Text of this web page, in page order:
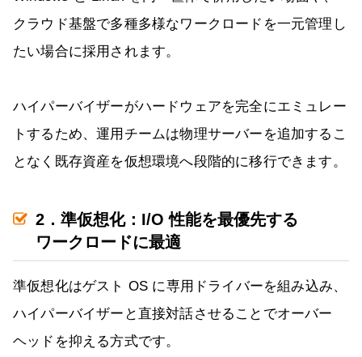
クラウド基盤で多種多様なワークロードを一元管理し
たい場合に採用されます。
ハイパーバイザーがハードウェアを完全にエミュレー
トするため、運用チームは物理サーバーを追加するこ
となく既存資産を仮想環境へ段階的に移行できます。
2．準仮想化：I/O 性能を最優先する
ワークロードに最適
準仮想化はゲスト OS に専用ドライバーを組み込み、
ハイパーバイザーと直接対話させることでオーバー
ヘッドを抑える方式です。